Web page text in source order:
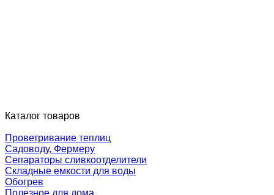
Каталог товаров
Проветривание теплиц
Садоводу, Фермеру
Сепараторы сливкоотделители
Складные емкости для воды
Обогрев
Полезное для дома